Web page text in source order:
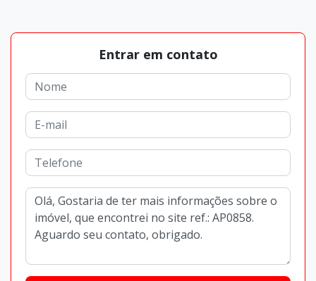
Entrar em contato